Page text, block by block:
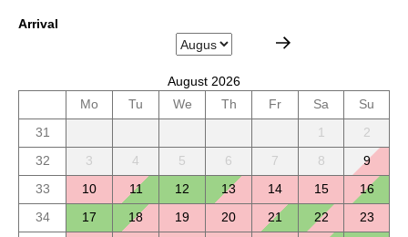
Arrival
August 2026
Mo
Tu We Th Fr Sa
Su
31
1
2
32
3 4 5 6 7 8
9
33
10 11 12 13 14 15
16
34
17 18 19 20 21 22
23